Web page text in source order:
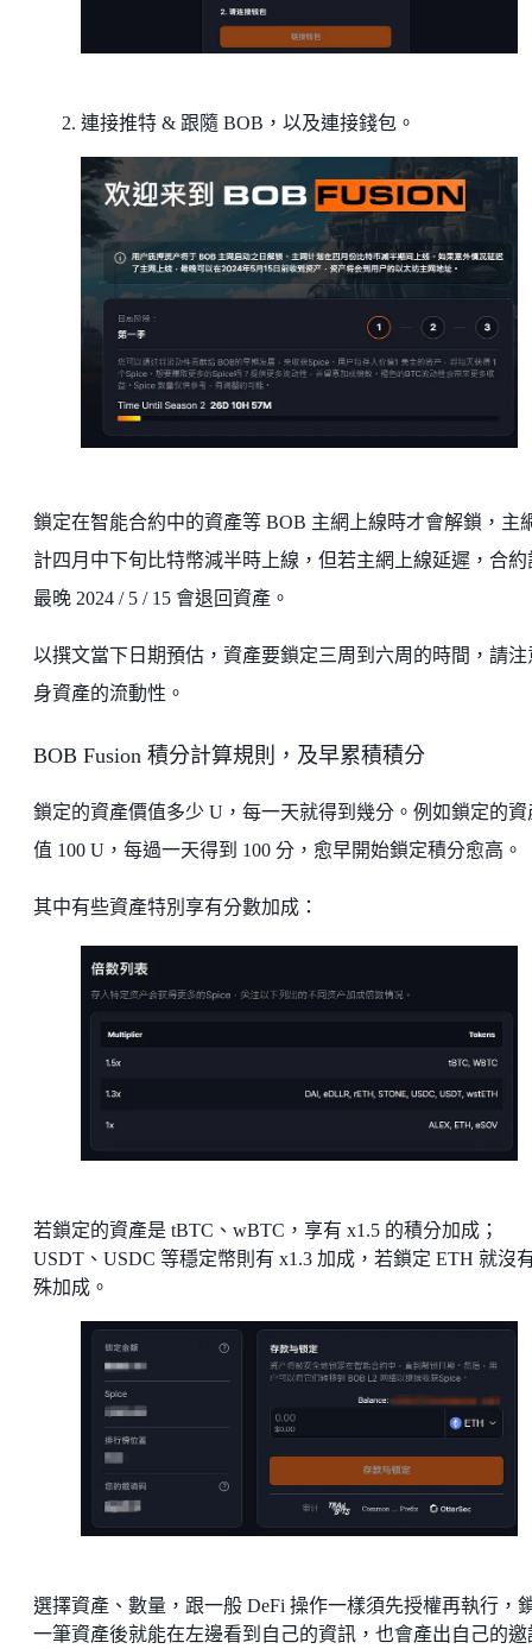
連接推特 & 跟隨 BOB，以及連接錢包。
鎖定在智能合約中的資產等 BOB 主網上線時才會解鎖，主
計四月中下旬比特幣減半時上線，但若主網上線延遲，合約
最晚 2024 / 5 / 15 會退回資產。
以撰文當下日期預估，資產要鎖定三周到六周的時間，請注
身資產的流動性。
BOB Fusion 積分計算規則，及早累積積分
鎖定的資產價值多少 U，每一天就得到幾分。例如鎖定的資
值 100 U，每過一天得到 100 分，愈早開始鎖定積分愈高。
其中有些資產特別享有分數加成：
若鎖定的資產是 tBTC、wBTC，享有 x1.5 的積分加成；
USDT、USDC 等穩定幣則有 x1.3 加成，若鎖定 ETH 就沒
殊加成。
選擇資產、數量，跟一般 DeFi 操作一樣須先授權再執行，
一筆資產後就能在左邊看到自己的資訊，也會產出自己的邀